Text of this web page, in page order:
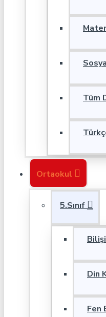
Tüm
Ortaokul
5.Sınıf
Din
Fen